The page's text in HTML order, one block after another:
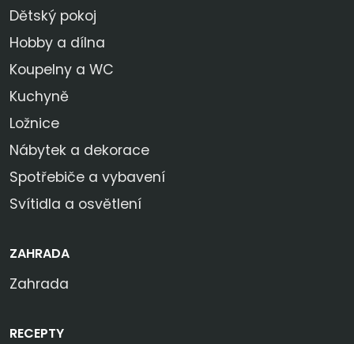
Dětský pokoj
Hobby a dílna
Koupelny a WC
Kuchyně
Ložnice
Nábytek a dekorace
Spotřebiče a vybavení
Svítidla a osvětlení
ZAHRADA
Zahrada
RECEPTY